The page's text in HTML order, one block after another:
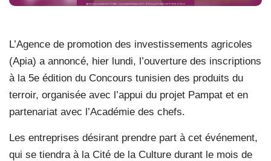
L’Agence de promotion des investissements agricoles
(Apia) a annoncé, hier lundi, l’ouverture des inscriptions
à la 5e édition du Concours tunisien des produits du
terroir, organisée avec l’appui du projet Pampat et en
partenariat avec l’Académie des chefs.
Les entreprises désirant prendre part à cet événement,
qui se tiendra à la Cité de la Culture durant le mois de